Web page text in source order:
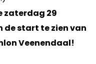
zaterdag 29
de start te zien van
Veenendaal!